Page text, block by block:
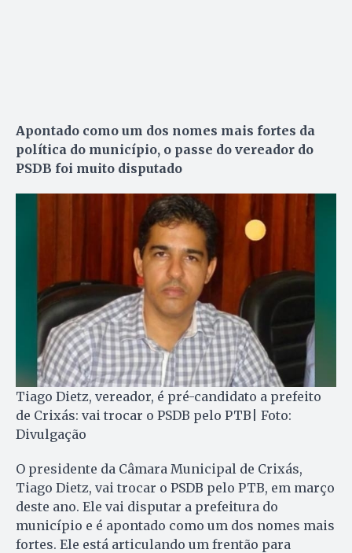
Apontado como um dos nomes mais fortes da
política do município, o passe do vereador do
PSDB foi muito disputado
Tiago Dietz, vereador, é pré-candidato a prefeito
de Crixás: vai trocar o PSDB pelo PTB| Foto:
Divulgação
O presidente da Câmara Municipal de Crixás,
Tiago Dietz, vai trocar o PSDB pelo PTB, em março
deste ano. Ele vai disputar a prefeitura do
município e é apontado como um dos nomes mais
fortes. Ele está articulando um frentão para